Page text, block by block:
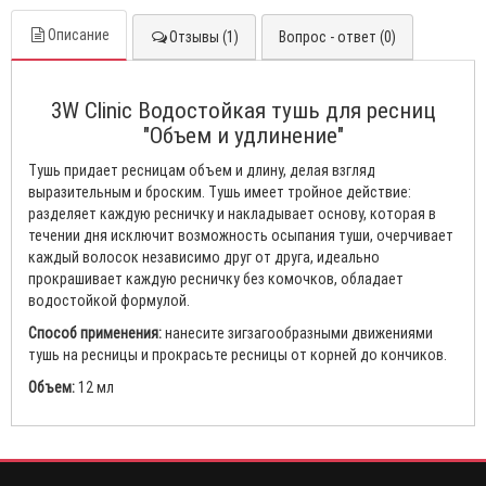
Описание Отзывы (1) Вопрос - ответ (0)
3W Clinic Водостойкая тушь для ресниц
"Объем и удлинение"
Тушь придает ресницам объем и длину, делая взгляд
выразительным и броским. Тушь имеет тройное действие:
разделяет каждую ресничку и накладывает основу, которая в
течении дня исключит возможность осыпания туши, очерчивает
каждый волосок независимо друг от друга, идеально
прокрашивает каждую ресничку без комочков, обладает
водостойкой формулой.
Способ применения:нанесите зигзагообразными движениями
тушь на ресницы и прокрасьте ресницы от корней до кончиков.
Объем:12 мл